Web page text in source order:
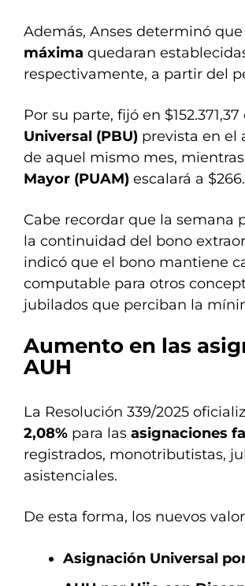
Además, Anses determinó que
máxima quedaran establecidas
respectivamente, a partir del
Por su parte, fijó en
Universal (PBU) prevista en el
de aquel mismo mes,
Mayor (PUAM) escalará a
Cabe recordar que la semana
la continuidad del bono
indicó que el bono mantiene
computable para otros
jubilados que perciban la
Aumento en las
AUH
La Resolución 339/2025
2,08% para las asignaciones
registrados, monotributistas,
asistenciales.
De esta forma, los nuevos
Asignación Universal